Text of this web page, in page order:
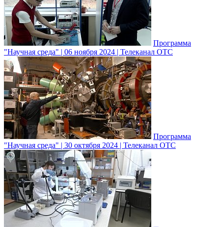
Программа
"Научная среда" | 06 ноября 2024 | Телеканал ОТС
Программа
"Научная среда" | 30 октября 2024 | Телеканал ОТС